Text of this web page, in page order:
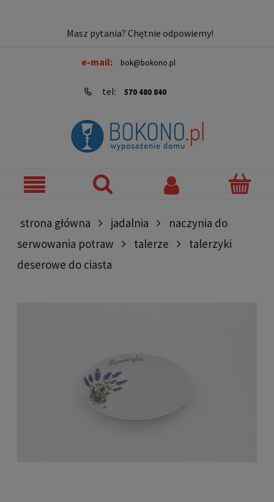
Masz pytania? Chętnie odpowiemy!
e-mail: bok@bokono.pl
tel: 570 480 840
strona główna jadalnia
naczynia do
serwowania potraw
talerze
talerzyki
deserowe do ciasta